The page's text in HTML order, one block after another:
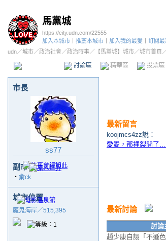
馬黨城
https://city.udn.com/22555
加入本城市
推薦本城市 加入我的最愛
訂閱
udn／城市／政治社會 ／政治時事／ 【馬黨城】城市／城市首頁
討論區 精華區 投票區
市長
ss77
副市長
‧ 俞ck
城市位置
魔鬼海岸／515,395
最新留言
koojmcs4zz說：
愛愛，那裡裂開了
最新討論
討論
趙少康自詡「不遜